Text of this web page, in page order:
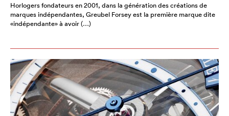
Horlogers fondateurs en 2001, dans la génération des créations de
marques indépendantes, Greubel Forsey est la première marque dite
«indépendante» à avoir (…)